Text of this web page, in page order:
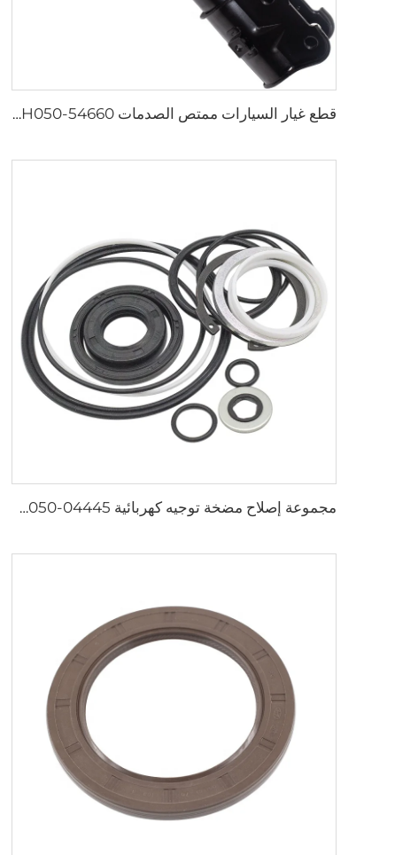
قطع غيار السيارات ممتص الصدمات 54660-4H050 لهيونداي H-1
مجموعة إصلاح مضخة توجيه كهربائية 04445-66050 قطع غيار سيارات بالجملة لتويوتا لاند كروزر